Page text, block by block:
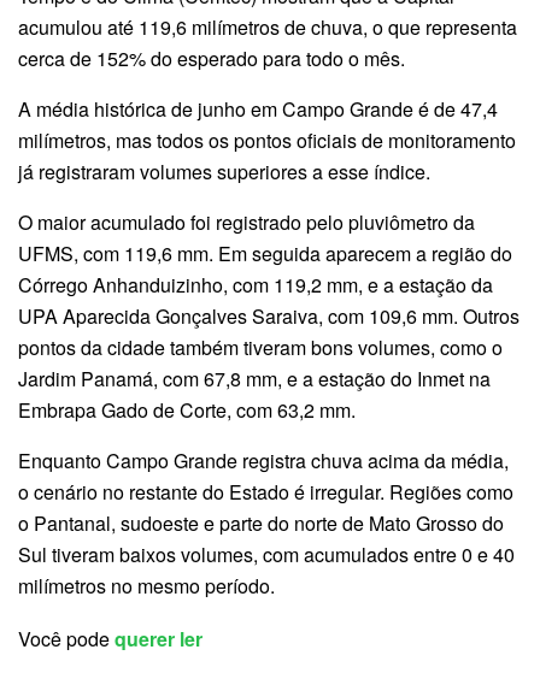
acumulou até 119,6 milímetros de chuva, o que representa
cerca de 152% do esperado para todo o mês.
A média histórica de junho em Campo Grande é de 47,4
milímetros, mas todos os pontos oficiais de monitoramento
já registraram volumes superiores a esse índice.
O maior acumulado foi registrado pelo pluviômetro da
UFMS, com 119,6 mm. Em seguida aparecem a região do
Córrego Anhanduizinho, com 119,2 mm, e a estação da
UPA Aparecida Gonçalves Saraiva, com 109,6 mm. Outros
pontos da cidade também tiveram bons volumes, como o
Jardim Panamá, com 67,8 mm, e a estação do Inmet na
Embrapa Gado de Corte, com 63,2 mm.
Enquanto Campo Grande registra chuva acima da média,
o cenário no restante do Estado é irregular. Regiões como
o Pantanal, sudoeste e parte do norte de Mato Grosso do
Sul tiveram baixos volumes, com acumulados entre 0 e 40
milímetros no mesmo período.
Você podequerer ler